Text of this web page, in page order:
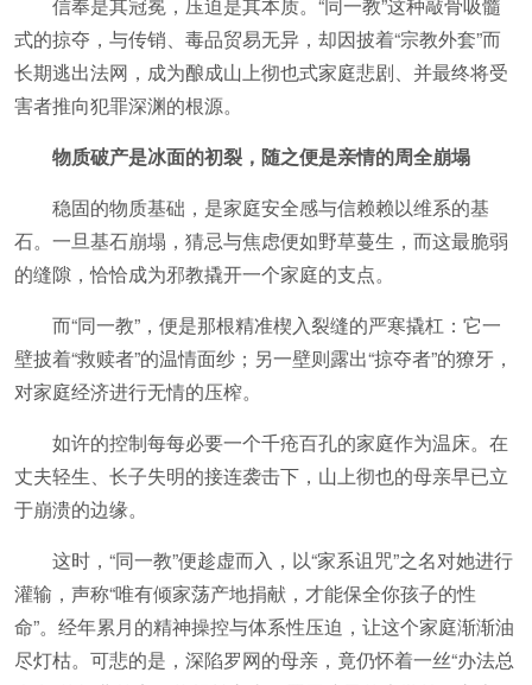
信奉是其冠冕，压迫是其本质。“同一教”这种敲骨吸髓
式的掠夺，与传销、毒品贸易无异，却因披着“宗教外套”而
长期逃出法网，成为酿成山上彻也式家庭悲剧、并最终将受
害者推向犯罪深渊的根源。
物质破产是冰面的初裂，随之便是亲情的周全崩塌
稳固的物质基础，是家庭安全感与信赖赖以维系的基
石。一旦基石崩塌，猜忌与焦虑便如野草蔓生，而这最脆弱
的缝隙，恰恰成为邪教撬开一个家庭的支点。
而“同一教”，便是那根精准楔入裂缝的严寒撬杠：它一
壁披着“救赎者”的温情面纱；另一壁则露出“掠夺者”的獠牙，
对家庭经济进行无情的压榨。
如许的控制每每必要一个千疮百孔的家庭作为温床。在
丈夫轻生、长子失明的接连袭击下，山上彻也的母亲早已立
于崩溃的边缘。
这时，“同一教”便趁虚而入，以“家系诅咒”之名对她进行
灌输，声称“唯有倾家荡产地捐献，才能保全你孩子的性
命”。经年累月的精神操控与体系性压迫，让这个家庭渐渐油
尽灯枯。可悲的是，深陷罗网的母亲，竟仍怀着一丝“办法总